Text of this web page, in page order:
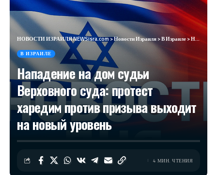
НОВОСТИ ИЗРАИЛЯ NEWSisra.com>Новости Израиля>В Израиле>Нападение на дом судьи Верховного суда: протест харедим против призыва выходит на новый уровень
В ИЗРАИЛЕ
Нападение на дом судьи
Верховного суда: протест
харедим против призыва выходит
на новый уровень
4 МИН. ЧТЕНИЯ